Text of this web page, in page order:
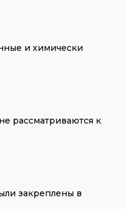
и химически
рассматриваются к
закреплены в